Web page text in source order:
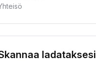
ladataksesi